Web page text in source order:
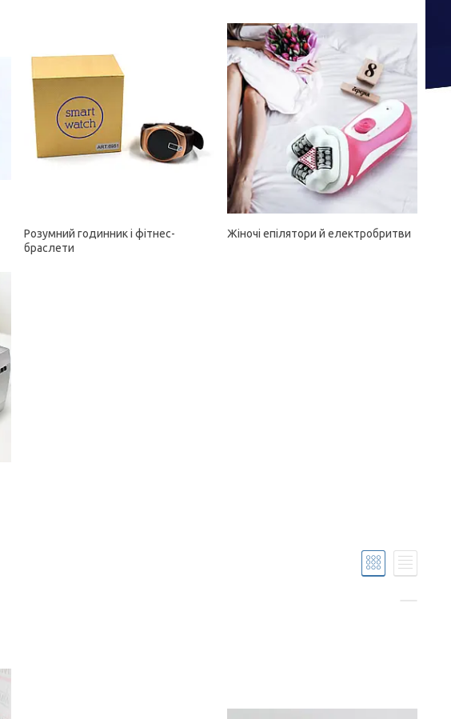
Розумний годинник і фітнес-
браслети
Жіночі епілятори й електробритви